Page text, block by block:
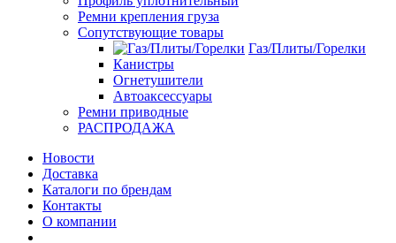
Ремни крепления груза
Сопутствующие товары
Газ/Плиты/Горелки
Канистры
Огнетушители
Автоаксессуары
Ремни приводные
РАСПРОДАЖА
Новости
Доставка
Каталоги по брендам
Контакты
О компании